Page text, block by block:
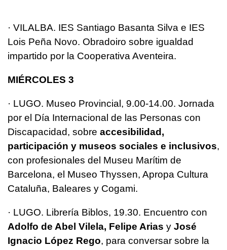
· VILALBA. IES Santiago Basanta Silva e IES
Lois Peña Novo. Obradoiro sobre igualdad
impartido por la Cooperativa Aventeira.
MIÉRCOLES 3
· LUGO. Museo Provincial, 9.00-14.00. Jornada
por el Día Internacional de las Personas con
Discapacidad, sobre accesibilidad,
participación y museos sociales e inclusivos,
con profesionales del Museu Marítim de
Barcelona, el Museo Thyssen, Apropa Cultura
Cataluña, Baleares y Cogami.
· LUGO. Librería Biblos, 19.30. Encuentro con
Adolfo de Abel Vilela, Felipe Arias y José
Ignacio López Rego, para conversar sobre la